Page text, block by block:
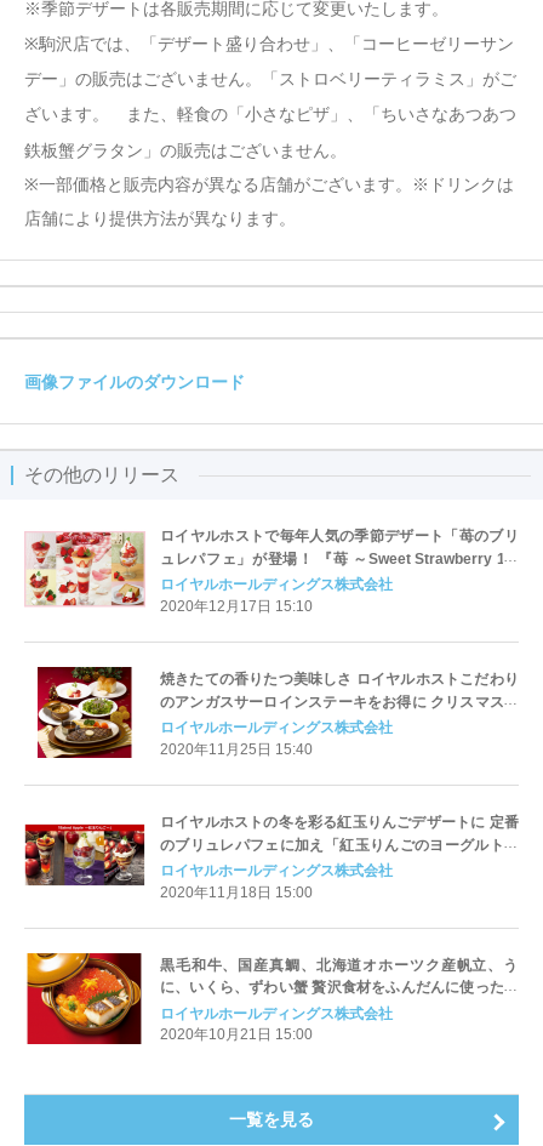
※季節デザートは各販売期間に応じて変更いたします。
※駒沢店では、「デザート盛り合わせ」、「コーヒーゼリーサン
デー 」の販売はございません。「ストロベリーティラミス」がご
ざいます。 また、軽食の「小さなピザ」、「ちいさなあつあつ
鉄板蟹グラタン」の販売はございません。
※一部価格と販売内容が異なる店舗がございます。※ドリンクは
店舗により提供方法が異なります。
画像ファイルのダウンロード
その他のリリース
ロイヤルホストで毎年人気の季節デザート「苺のブリ
ュレパフェ」が登場！ 『苺 ～Sweet Strawberry 1st
season～』
ロイヤルホールディングス株式会社
2020年12月17日 15:10
焼きたての香りたつ美味しさ ロイヤルホストこだわり
のアンガスサーロインステーキをお得に クリスマスシ
ーズン限定セットメニュー発売 12月2日（水）～12月
25日（金）期間限定販売
ロイヤルホールディングス株式会社
2020年11月25日 15:40
ロイヤルホストの冬を彩る紅玉りんごデザートに 定番
のブリュレパフェに加え「紅玉りんごのヨーグルトジ
ャーマニー」が新登場！ 『Baked Apple ～紅玉りんご
～』
ロイヤルホールディングス株式会社
2020年11月18日 15:00
黒毛和牛、国産真鯛、北海道オホーツク産帆立、う
に、いくら、ずわい蟹 贅沢食材をふんだんに使った冬
の御膳『美味しい季節のご馳走』～11月11日（水）か
ら全国のロイヤルホストで販売開始～
ロイヤルホールディングス株式会社
2020年10月21日 15:00
一覧を見る